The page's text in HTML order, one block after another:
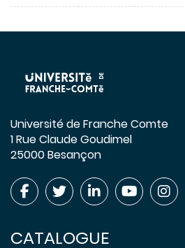
Université de Franche Comte
1 Rue Claude Goudimel
25000 Besançon
CATALOGUE